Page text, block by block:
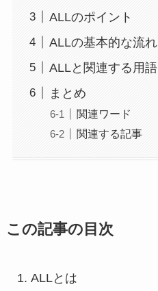
ALLのポイント
ALLの基本的な流れ
ALLと関連する用語
まとめ
関連ワード
関連する記事
この記事の目次
ALLとは